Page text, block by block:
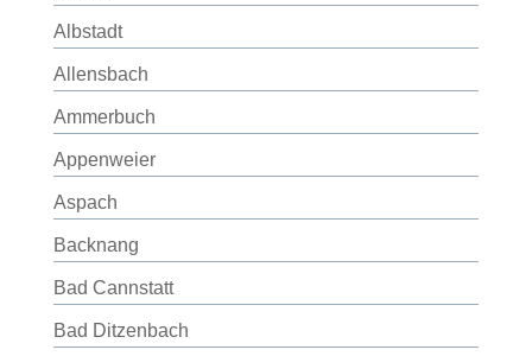
Albstadt
Allensbach
Ammerbuch
Appenweier
Aspach
Backnang
Bad Cannstatt
Bad Ditzenbach